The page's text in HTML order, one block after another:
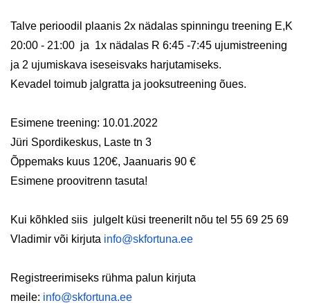
Talve perioodil plaanis 2x nädalas spinningu treening E,K
20:00 - 21:00 ja 1x nädalas R 6:45 -7:45 ujumistreening
ja 2 ujumiskava iseseisvaks harjutamiseks.
Kevadel toimub jalgratta ja jooksutreening õues.
Esimene treening: 10.01.2022
Jüri Spordikeskus, Laste tn 3
Õppemaks kuus 120€, Jaanuaris 90 €
Esimene proovitrenn tasuta!
Kui kõhkled siis julgelt küsi treenerilt nõu tel 55 69 25 69
Vladimir või kirjuta info@skfortuna.ee
Registreerimiseks rühma palun kirjuta
meile: info@skfortuna.ee